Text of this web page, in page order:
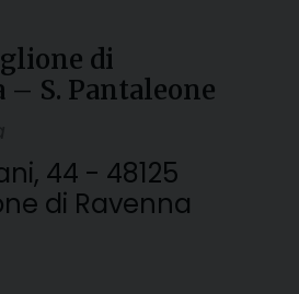
di
– S. Pantaleone
44 - 48125
di Ravenna